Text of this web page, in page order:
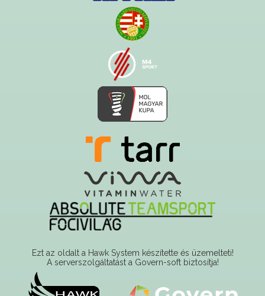
Ezt az oldalt a Hawk System készítette és üzemelteti!